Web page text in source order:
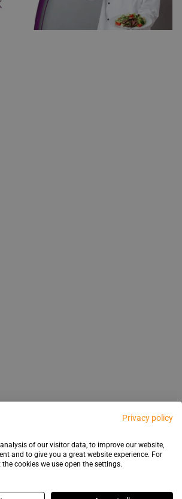
Privacy policy
of our visitor data, to improve our website,
and to give you a great website experience. For
cookies we use open the settings.